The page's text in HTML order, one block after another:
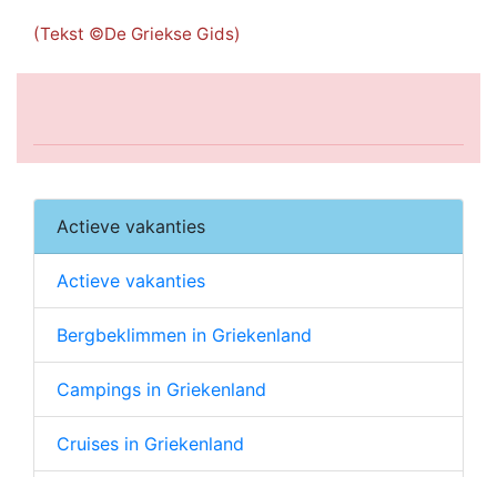
(Tekst ©De Griekse Gids)
Actieve vakanties
Actieve vakanties
Bergbeklimmen in Griekenland
Campings in Griekenland
Cruises in Griekenland